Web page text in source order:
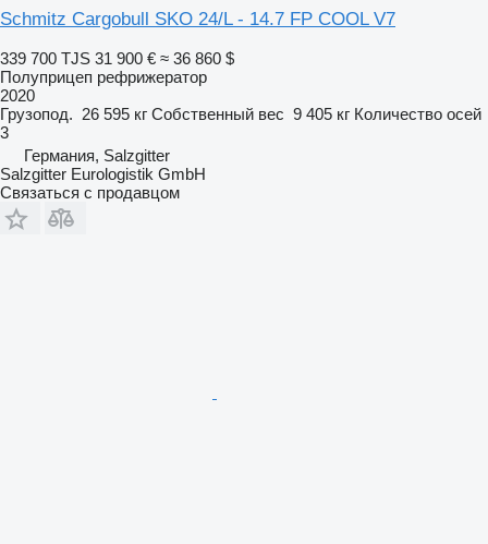
Schmitz Cargobull SKO 24/L - 14.7 FP COOL V7
339 700 TJS 31 900 € ≈ 36 860 $
Полуприцеп рефрижератор
2020
Грузопод. 26 595 кг Собственный вес 9 405 кг Количество осей
3
Германия, Salzgitter
Salzgitter Eurologistik GmbH
Связаться с продавцом